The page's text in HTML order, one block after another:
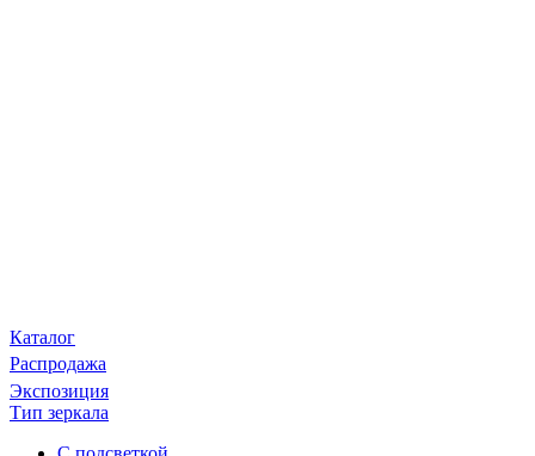
Каталог
Распродажа
Экспозиция
Тип зеркала